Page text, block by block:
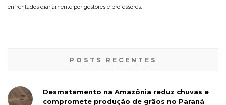
enfrentados diariamente por gestores e professores.
POSTS RECENTES
Desmatamento na Amazônia reduz chuvas e
compromete produção de grãos no Paraná